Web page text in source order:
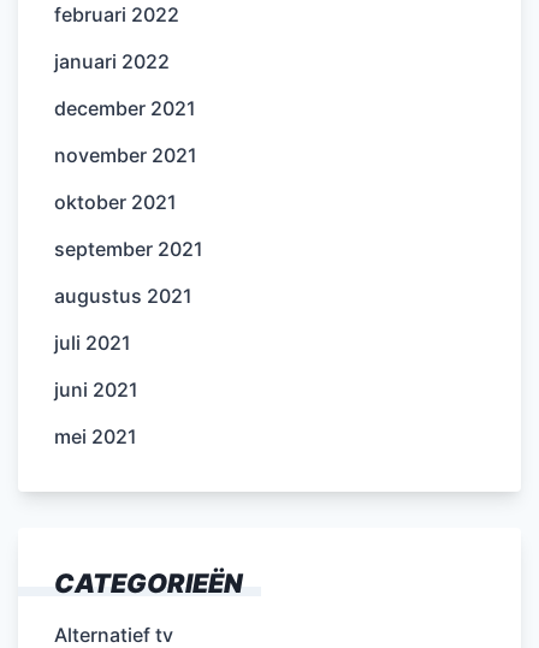
februari 2022
januari 2022
december 2021
november 2021
oktober 2021
september 2021
augustus 2021
juli 2021
juni 2021
mei 2021
CATEGORIEËN
Alternatief tv